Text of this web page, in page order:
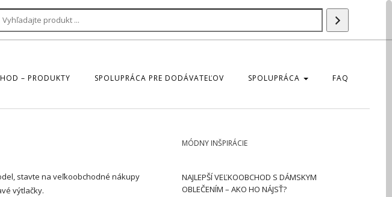
produktu
– PRODUKTY SPOLUPRÁCA PRE DODÁVATEĽOV SPOLUPRÁCA FAQ
stavte na veľkoobchodné nákupy
výtlačky.
MÓDNY INŠPIRÁCIE
NAJLEPŠÍ VEĽKOOBCHOD S DÁMSKYM
OBLEČENÍM – AKO HO NÁJSŤ?